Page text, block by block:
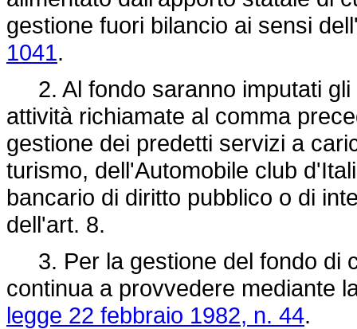
gestione fuori bilancio ai sensi
1041.
2. Al fondo saranno imputati gli
attività richiamate al comma
gestione dei predetti servizi a
turismo, dell'Automobile club
bancario di diritto pubblico o di
dell'art. 8.
3. Per la gestione del fondo di
continua a provvedere mediante
legge 22 febbraio 1982, n. 44.